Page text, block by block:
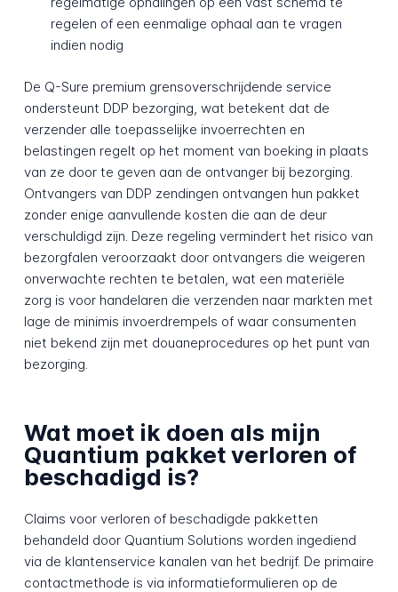
regelen of een eenmalige ophaal aan te vragen
indien nodig
De Q-Sure premium grensoverschrijdende service
ondersteunt DDP bezorging, wat betekent dat de
verzender alle toepasselijke invoerrechten en
belastingen regelt op het moment van boeking in plaats
van ze door te geven aan de ontvanger bij bezorging.
Ontvangers van DDP zendingen ontvangen hun pakket
zonder enige aanvullende kosten die aan de deur
verschuldigd zijn. Deze regeling vermindert het risico van
bezorgfalen veroorzaakt door ontvangers die weigeren
onverwachte rechten te betalen, wat een materiële
zorg is voor handelaren die verzenden naar markten met
lage de minimis invoerdrempels of waar consumenten
niet bekend zijn met douaneprocedures op het punt van
bezorging.
Wat moet ik doen als mijn
Quantium pakket verloren of
beschadigd is?
Claims voor verloren of beschadigde pakketten
behandeld door Quantium Solutions worden ingediend
via de klantenservice kanalen van het bedrijf. De primaire
contactmethode is via informatieformulieren op de